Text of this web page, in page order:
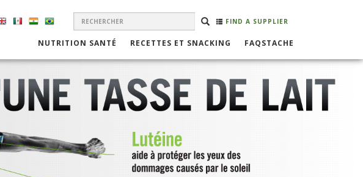
FIND A SUPPLIER
SEARCH
FORM
Rechercher
RECHERCHER
NUTRITION SANTÉ RECETTES ET SNACKING FAQSTACHE